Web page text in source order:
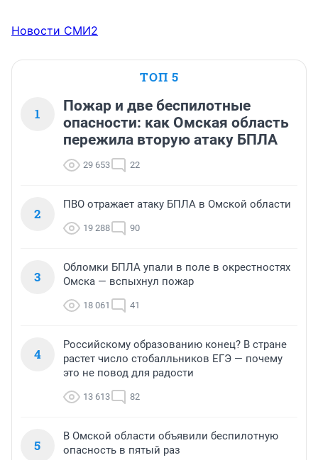
Новости СМИ2
ТОП 5
1
Пожар и две беспилотные
опасности: как Омская область
пережила вторую атаку БПЛА
29 653 22
2
ПВО отражает атаку БПЛА в Омской области
19 288 90
3
Обломки БПЛА упали в поле в окрестностях
Омска — вспыхнул пожар
18 061 41
4
Российскому образованию конец? В стране
растет число стобалльников ЕГЭ — почему
это не повод для радости
13 613 82
5
В Омской области объявили беспилотную
опасность в пятый раз